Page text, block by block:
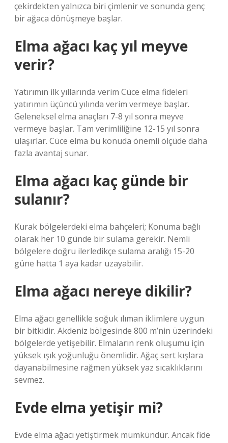
çekirdekten yalnızca biri çimlenir ve sonunda genç
bir ağaca dönüşmeye başlar.
Elma ağacı kaç yıl meyve
verir?
Yatırımın ilk yıllarında verim Cüce elma fideleri
yatırımın üçüncü yılında verim vermeye başlar.
Geleneksel elma anaçları 7-8 yıl sonra meyve
vermeye başlar. Tam verimliliğine 12-15 yıl sonra
ulaşırlar. Cüce elma bu konuda önemli ölçüde daha
fazla avantaj sunar.
Elma ağacı kaç günde bir
sulanır?
Kurak bölgelerdeki elma bahçeleri; Konuma bağlı
olarak her 10 günde bir sulama gerekir. Nemli
bölgelere doğru ilerledikçe sulama aralığı 15-20
güne hatta 1 aya kadar uzayabilir.
Elma ağacı nereye dikilir?
Elma ağacı genellikle soğuk ılıman iklimlere uygun
bir bitkidir. Akdeniz bölgesinde 800 m’nin üzerindeki
bölgelerde yetişebilir. Elmaların renk oluşumu için
yüksek ışık yoğunluğu önemlidir. Ağaç sert kışlara
dayanabilmesine rağmen yüksek yaz sıcaklıklarını
sevmez.
Evde elma yetişir mi?
Evde elma ağacı yetiştirmek mümkündür. Ancak fide